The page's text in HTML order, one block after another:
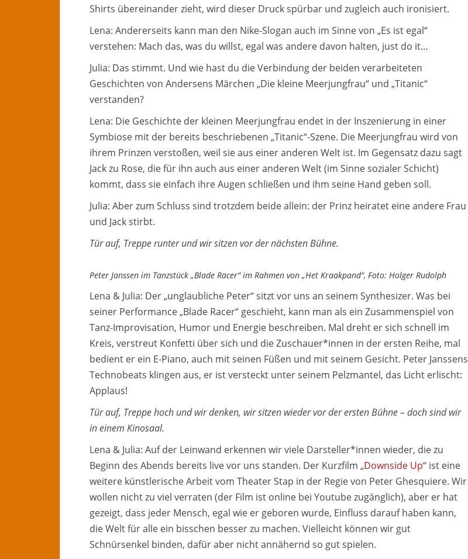
Shirts übereinander zieht, wird dieser Druck spürbar und zugleich auch ironisiert.
Lena: Andererseits kann man den Nike-Slogan auch im Sinne von „Es ist egal“
verstehen: Mach das, was du willst, egal was andere davon halten, just do it…
Julia: Das stimmt. Und wie hast du die Verbindung der beiden verarbeiteten
Geschichten von Andersens Märchen „Die kleine Meerjungfrau“ und „Titanic“
verstanden?
Lena: Die Geschichte der kleinen Meerjungfrau endet in der Inszenierung in einer
Symbiose mit der bereits beschriebenen „Titanic“-Szene. Die Meerjungfrau wird von
ihrem Prinzen verstoßen, weil sie aus einer anderen Welt ist. Im Gegensatz dazu sagt
Jack zu Rose, die für ihn auch aus einer anderen Welt (im Sinne sozialer Schicht)
kommt, dass sie einfach ihre Augen schließen und ihm seine Hand geben soll.
Julia: Aber zum Schluss sind trotzdem beide allein: der Prinz heiratet eine andere Frau
und Jack stirbt.
Tür auf, Treppe runter und wir sitzen vor der nächsten Bühne.
Peter Janssen im Tanzstück „Blade Racer“ im Rahmen von „Het Kraakpand“, Foto: Holger Rudolph
Lena & Julia: Der „unglaubliche Peter“ sitzt vor uns an seinem Synthesizer. Was bei
seiner Performance „Blade Racer“ geschieht, kann man als ein Zusammenspiel von
Tanz-Improvisation, Humor und Energie beschreiben. Mal dreht er sich schnell im
Kreis, verstreut Konfetti über sich und die Zuschauer*innen in der ersten Reihe, mal
bedient er ein E-Piano, auch mit seinen Füßen und mit seinem Gesicht. Peter Janssens
Technobeats klingen aus, er ist versteckt unter seinem Pelzmantel, das Licht erlischt:
Applaus!
Tür auf, Treppe hoch und wir denken, wir sitzen wieder vor der ersten Bühne – doch sind wir
in einem Kinosaal.
Lena & Julia: Auf der Leinwand erkennen wir viele Darsteller*innen wieder, die zu
Beginn des Abends bereits live vor uns standen. Der Kurzfilm „Downside Up“ ist eine
weitere künstlerische Arbeit vom Theater Stap in der Regie von Peter Ghesquiere. Wir
wollen nicht zu viel verraten (der Film ist online bei Youtube zugänglich), aber er hat
gezeigt, dass jeder Mensch, egal wie er geboren wurde, Einfluss darauf haben kann,
die Welt für alle ein bisschen besser zu machen. Vielleicht können wir gut
Schnürsenkel binden, dafür aber nicht annähernd so gut spielen.